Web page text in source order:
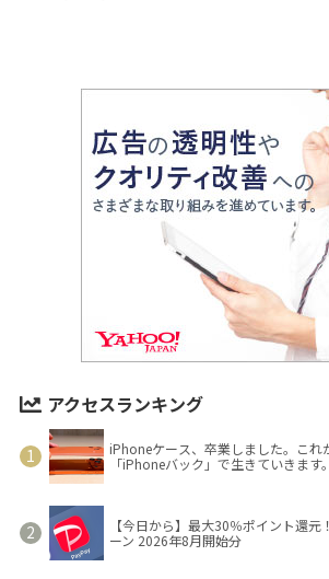
アクセスランキング
iPhoneケース、卒業しました。これ
「iPhoneバック」で生きていきます。
【今日から】最大30％ポイント還
ーン 2026年8月開始分